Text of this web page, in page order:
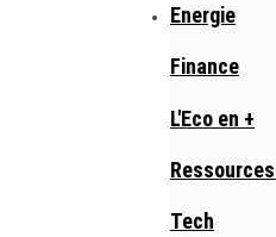
Energie
Finance
L'Eco en +
Tech